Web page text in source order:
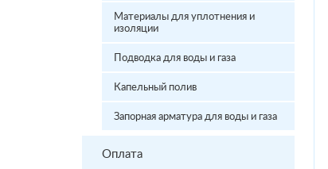
Материалы для уплотнения и
изоляции
Подводка для воды и газа
Капельный полив
Запорная арматура для воды и газа
Оплата